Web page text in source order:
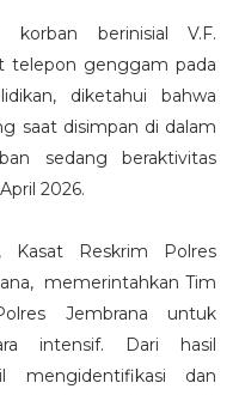
berinisial V.F.
telepon genggam pada
diketahui bahwa
saat disimpan di dalam
sedang beraktivitas
2026.
Kasat Reskrim Polres
memerintahkan Tim
Jembrana untuk
intensif. Dari hasil
mengidentifikasi dan